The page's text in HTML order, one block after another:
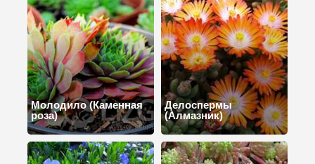
Молодило (Каменная
роза)
Делоспермы
(Алмазник)